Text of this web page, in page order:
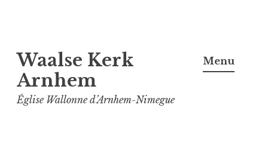
naar
inhoud
Waalse Kerk
Arnhem
Église Wallonne d’Arnhem-Nimegue
Menu